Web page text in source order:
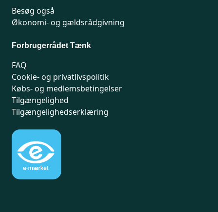
Besøg også
Økonomi- og gældsrådgivning
Forbrugerrådet Tænk
FAQ
Cookie- og privatlivspolitik
Købs- og medlemsbetingelser
Tilgængelighed
Tilgængelighedserklæring